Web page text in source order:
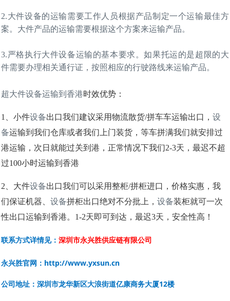
2.大件设备的运输需要工作人员根据产品制定一个运输最佳方
案。大件产品的运输需要根据这个方案来运输产品。
3.严格执行大件设备运输的基本要求。如果托运的是超限的大
件需要办理相关通行证，按照相应的行驶路线来运输产品。
超大件设备运输到香港时效优势：
1、小件设备出口我们建议采用物流散货/拼车车运输出口，设
备运输到我们仓库或者我们上门装货，等车拼满我们就安排过
港运输，次日就能过关到港，正常情况下我们2-3天，最迟不超
过100小时运输到香港
2、 大件设备出口我们可以采用整柜/拼柜进口，价格实惠，我
们保证机器 、设备拼柜出口绝对不分批上，设备装柜就可一次
性出口运输到香港。 1-2天即可到达，最迟3天，安全性高！
联系方式详情见：深圳市永兴胜供应链有限公司
永兴胜官网： http://www.yxsun.cn
公司地址：深圳市龙华新区大浪街道亿康商务大厦12楼